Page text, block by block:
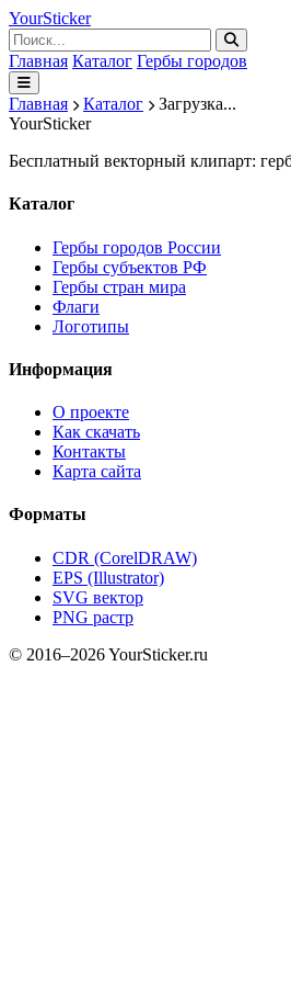
YourSticker
Главная Каталог Гербы городов
Главная Каталог
Загрузка...
YourSticker
Бесплатный векторный клипарт:
Каталог
Гербы городов России
Гербы субъектов РФ
Гербы стран мира
Флаги
Логотипы
Информация
О проекте
Как скачать
Контакты
Карта сайта
Форматы
CDR (CorelDRAW)
EPS (Illustrator)
SVG вектор
PNG растр
© 2016–2026 YourSticker.ru